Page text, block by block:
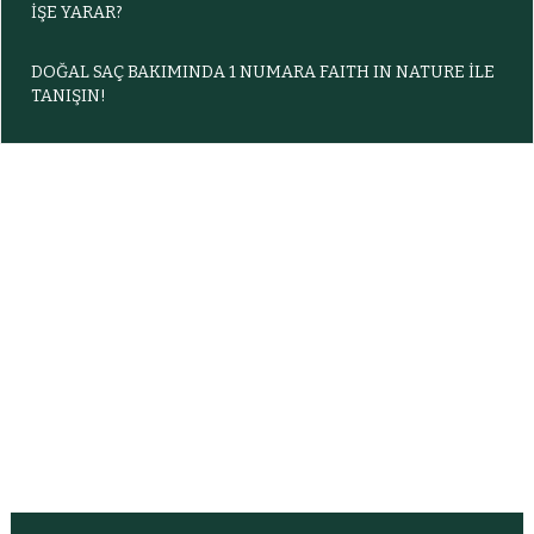
İŞE YARAR?
DOĞAL SAÇ BAKIMINDA 1 NUMARA FAITH IN NATURE İLE
TANIŞIN!